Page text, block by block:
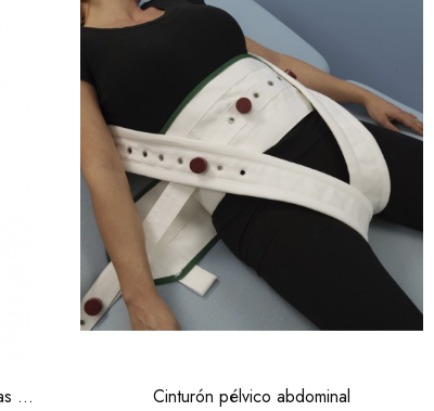
Portaparaguas para andadores y sillas manuales Cinturón pélvico abdominal